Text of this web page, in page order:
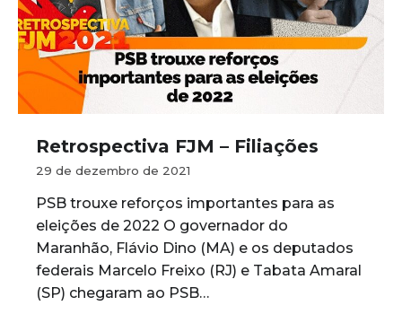
Retrospectiva FJM – Filiações
29 de dezembro de 2021
PSB trouxe reforços importantes para as
eleições de 2022 O governador do
Maranhão, Flávio Dino (MA) e os deputados
federais Marcelo Freixo (RJ) e Tabata Amaral
(SP) chegaram ao PSB…